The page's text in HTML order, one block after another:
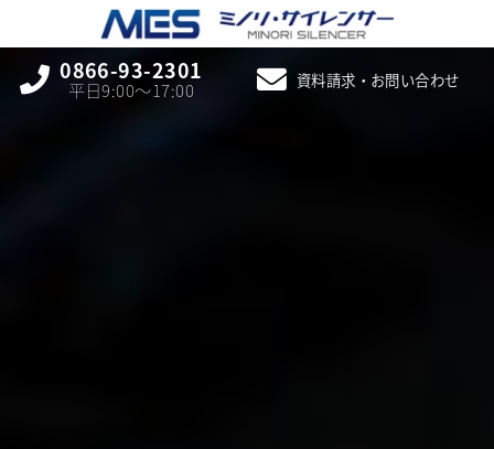
0866-93-2301
平日9:00〜17:00 資料請求・お問い合わせ